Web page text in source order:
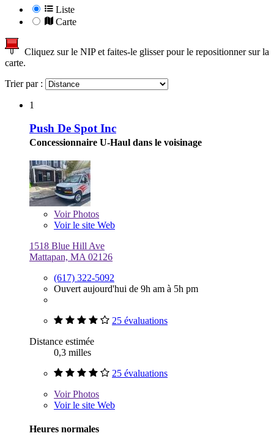
Liste
Carte
Cliquez sur le NIP et faites-le glisser pour le repositionner sur la
carte.
Trier par :
1
Push De Spot Inc
Concessionnaire U-Haul dans le voisinage
VoirPhotos
Voir le site Web
1518 Blue Hill Ave
Mattapan, MA 02126
(617) 322-5092
Ouvert aujourd'hui de 9h am à 5h pm
25 évaluations
Distance estimée
0,3 milles
25 évaluations
VoirPhotos
Voir le site Web
Heures normales